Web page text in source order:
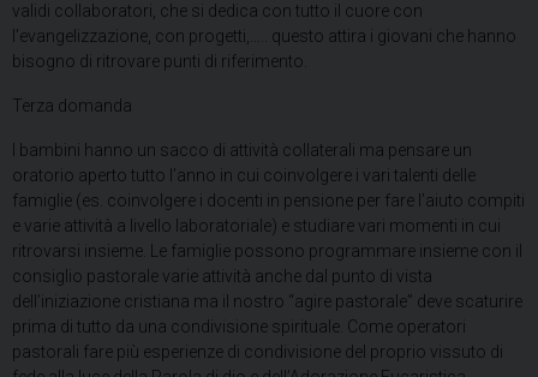
validi collaboratori, che si dedica con tutto il cuore con
l’evangelizzazione, con progetti,….. questo attira i giovani che hanno
bisogno di ritrovare punti di riferimento.
Terza domanda
I bambini hanno un sacco di attività collaterali ma pensare un
oratorio aperto tutto l’anno in cui coinvolgere i vari talenti delle
famiglie (es. coinvolgere i docenti in pensione per fare l’aiuto compiti
e varie attività a livello laboratoriale) e studiare vari momenti in cui
ritrovarsi insieme. Le famiglie possono programmare insieme con il
consiglio pastorale varie attività anche dal punto di vista
dell’iniziazione cristiana ma il nostro “agire pastorale” deve scaturire
prima di tutto da una condivisione spirituale. Come operatori
pastorali fare più esperienze di condivisione del proprio vissuto di